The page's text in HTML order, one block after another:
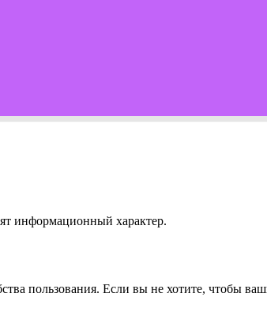
информационный характер.
пользования. Если вы не хотите, чтобы